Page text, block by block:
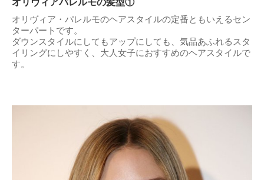
http://s3-ap-northeast-1.amazonaws.com
オリヴィアパレルモの髪型①
オリヴィア・パレルモのヘアスタイルの定番ともいえるセン
ターパートです。